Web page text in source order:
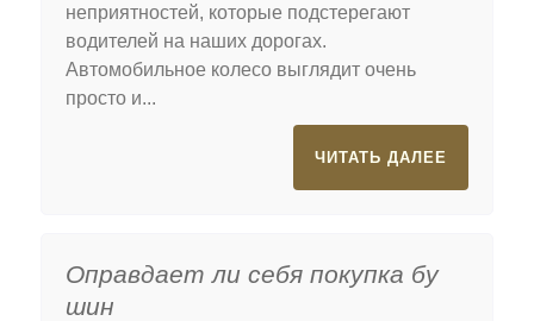
неприятностей, которые подстерегают
водителей на наших дорогах.
Автомобильное колесо выглядит очень
просто и...
ЧИТАТЬ ДАЛЕЕ
Оправдает ли себя покупка бу
шин